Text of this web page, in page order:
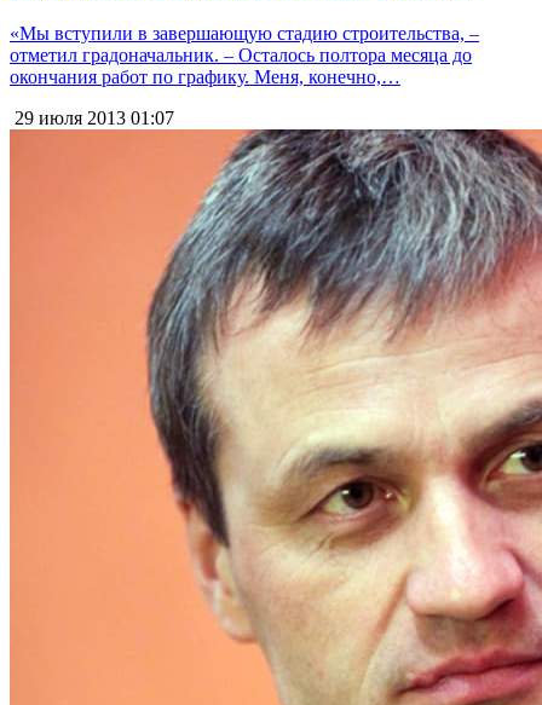
«Мы вступили в завершающую стадию строительства, –
отметил градоначальник. – Осталось полтора месяца до
окончания работ по графику. Меня, конечно,…
29 июля 2013 01:07